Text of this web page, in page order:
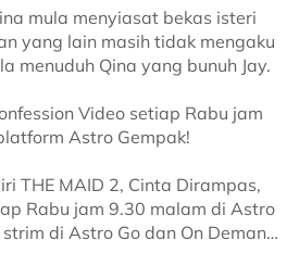
mula menyiasat bekas isteri
yang lain masih tidak mengaku
menuduh Qina yang bunuh Jay.
Video setiap Rabu jam
Astro Gempak!
THE MAID 2, Cinta Dirampas,
Rabu jam 9.30 malam di Astro
di Astro Go dan On Demand.